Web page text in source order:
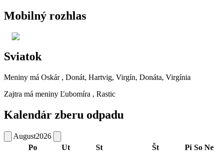
Mobilný rozhlas
Sviatok
Meniny má Oskár , Donát, Hartvig, Virgín, Donáta, Virgínia
Zajtra má meniny Ľubomíra , Rastic
Kalendár zberu odpadu
August2026
Po
Ut St Št Pi So Ne